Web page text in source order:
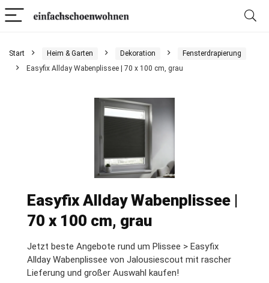
Start Heim & Garten Dekoration
Fensterdrapierung
Easyfix Allday Wabenplissee | 70 x 100 cm, grau
Easyfix Allday Wabenplissee |
70 x 100 cm, grau
Jetzt beste Angebote rund um Plissee > Easyfix
Allday Wabenplissee von Jalousiescout mit rascher
Lieferung und großer Auswahl kaufen!